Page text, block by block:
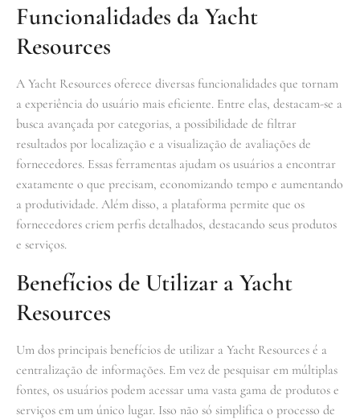
Funcionalidades da Yacht
Resources
A Yacht Resources oferece diversas funcionalidades que tornam
a experiência do usuário mais eficiente. Entre elas, destacam-se a
busca avançada por categorias, a possibilidade de filtrar
resultados por localização e a visualização de avaliações de
fornecedores. Essas ferramentas ajudam os usuários a encontrar
exatamente o que precisam, economizando tempo e aumentando
a produtividade. Além disso, a plataforma permite que os
fornecedores criem perfis detalhados, destacando seus produtos
e serviços.
Benefícios de Utilizar a Yacht
Resources
Um dos principais benefícios de utilizar a Yacht Resources é a
centralização de informações. Em vez de pesquisar em múltiplas
fontes, os usuários podem acessar uma vasta gama de produtos e
serviços em um único lugar. Isso não só simplifica o processo de